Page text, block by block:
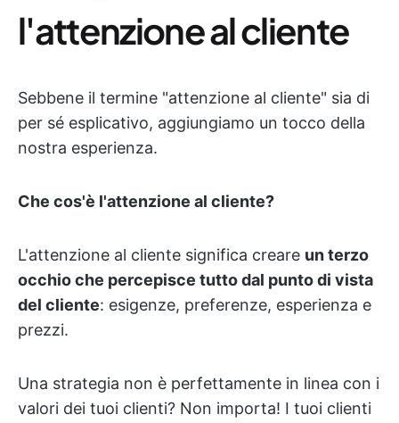
l'attenzione al cliente
Sebbene il termine "attenzione al cliente" sia di
per sé esplicativo, aggiungiamo un tocco della
nostra esperienza.
Che cos'è l'attenzione al cliente?
L'attenzione al cliente significa creare un terzo
occhio che percepisce tutto dal punto di vista
del cliente: esigenze, preferenze, esperienza e
prezzi.
Una strategia non è perfettamente in linea con i
valori dei tuoi clienti? Non importa! I tuoi clienti